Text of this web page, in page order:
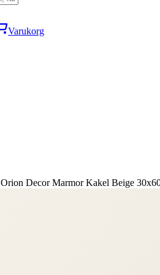
Varukorg
Orion Decor Marmor Kakel Beige